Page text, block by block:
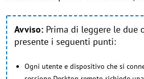
Avviso: Prima di leggere le due
presente i seguenti punti:
Ogni utente e dispositivo che si